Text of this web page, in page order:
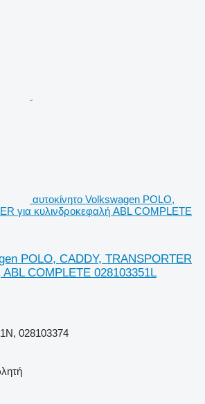
αυτοκίνητο Volkswagen POLO,
για κυλινδροκεφαλή ABL COMPLETE
POLO, CADDY, TRANSPORTER
ABL COMPLETE 028103351L
028103374